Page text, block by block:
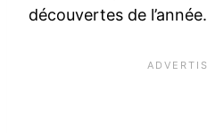
découvertes de l’année.